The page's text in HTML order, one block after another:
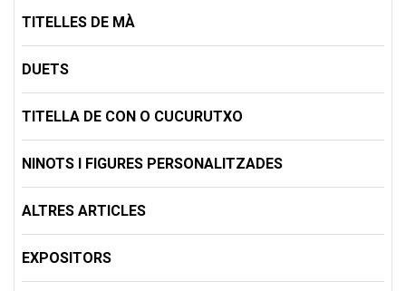
TITELLES DE MÀ
DUETS
TITELLA DE CON O CUCURUTXO
NINOTS I FIGURES PERSONALITZADES
ALTRES ARTICLES
EXPOSITORS